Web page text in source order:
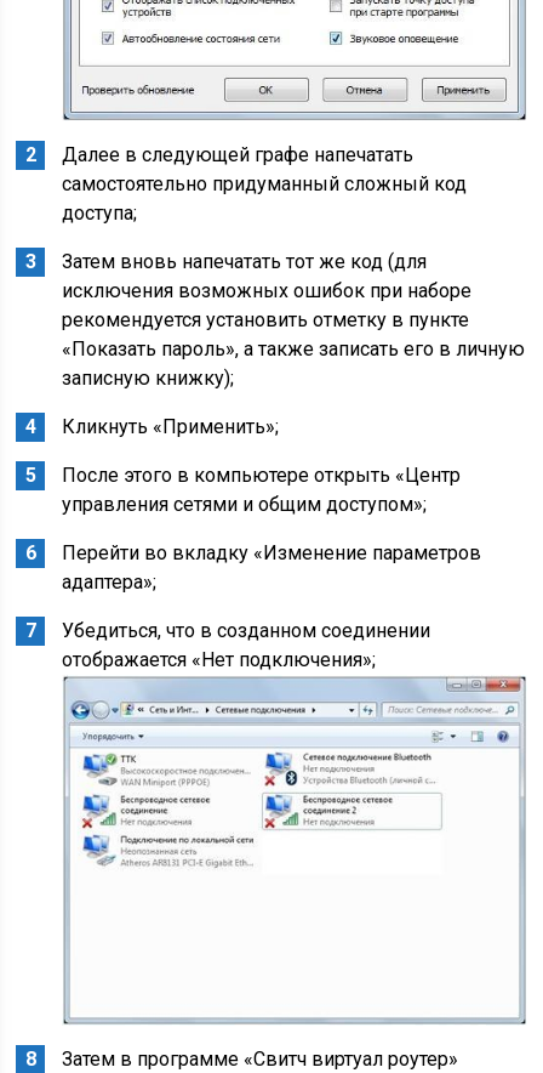
Далее в следующей графе напечатать
самостоятельно придуманный сложный код
доступа;
Затем вновь напечатать тот же код (для
исключения возможных ошибок при наборе
рекомендуется установить отметку в пункте
«Показать пароль», а также записать его в личную
записную книжку);
Кликнуть «Применить»;
После этого в компьютере открыть «Центр
управления сетями и общим доступом»;
Перейти во вкладку «Изменение параметров
адаптера»;
Убедиться, что в созданном соединении
отображается «Нет подключения»;
Затем в программе «Свитч виртуал роутер»